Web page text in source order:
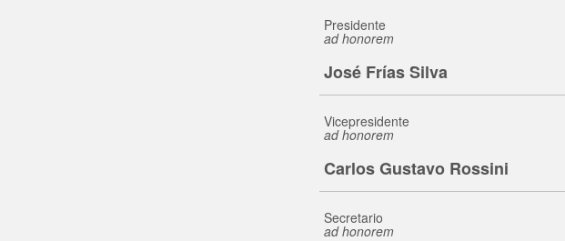
Presidente
ad honorem
José Frías Silva
Vicepresidente
ad honorem
Carlos Gustavo Rossini
Secretario
ad honorem